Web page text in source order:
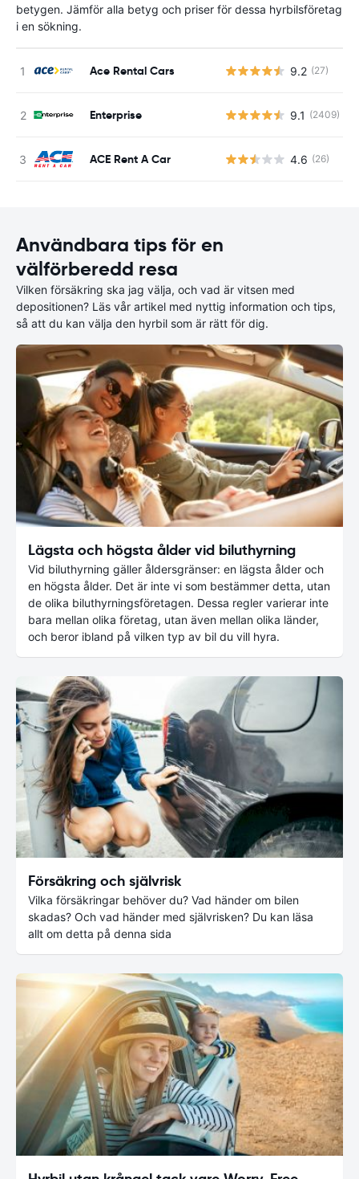
betygen. Jämför alla betyg och priser för dessa hyrbilsföretag
i en sökning.
Ace Rental Cars 9.2 (27)
Enterprise 9.1 (2409)
ACE Rent A Car 4.6 (26)
Användbara tips för en
välförberedd resa
Vilken försäkring ska jag välja, och vad är vitsen med
depositionen? Läs vår artikel med nyttig information och tips,
så att du kan välja den hyrbil som är rätt för dig.
Lägsta och högsta ålder vid biluthyrning
Vid biluthyrning gäller åldersgränser: en lägsta ålder och
en högsta ålder. Det är inte vi som bestämmer detta, utan
de olika biluthyrningsföretagen. Dessa regler varierar inte
bara mellan olika företag, utan även mellan olika länder,
och beror ibland på vilken typ av bil du vill hyra.
Försäkring och självrisk
Vilka försäkringar behöver du? Vad händer om bilen
skadas? Och vad händer med självrisken? Du kan läsa
allt om detta på denna sida